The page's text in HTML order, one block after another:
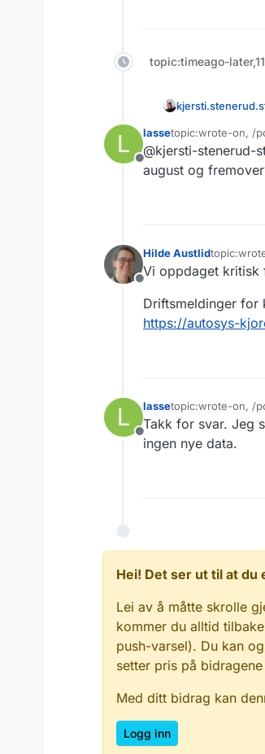
topic:timeago-
L
Frakoblet
lassetopic:wrote-on, /
Sist endret av
@kjersti-stenerud-
august og
Frakoblet
Hilde Austlid
Sist
Vi oppdaget kritisk
Driftsmeldinger for
https://autosys-
L
Frakoblet
lassetopic:wrote-on, /
Sist endret av
Takk for svar. Jeg
ingen nye data.
Hei! Det ser ut til at
Lei av å måtte skrolle
kommer du alltid
push-varsel). Du kan
setter pris på
Med ditt bidrag kan
Logg inn